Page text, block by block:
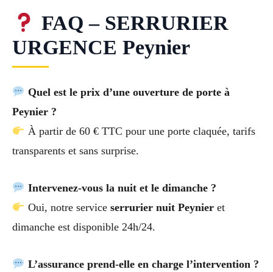
FAQ – SERRURIER
URGENCE Peynier
Quel est le prix d’une ouverture de porte à
Peynier ?
À partir de 60 € TTC pour une porte claquée, tarifs
transparents et sans surprise.
Intervenez-vous la nuit et le dimanche ?
Oui, notre service serrurier nuit Peynieret
dimanche est disponible 24h/24.
L’assurance prend-elle en charge l’intervention ?